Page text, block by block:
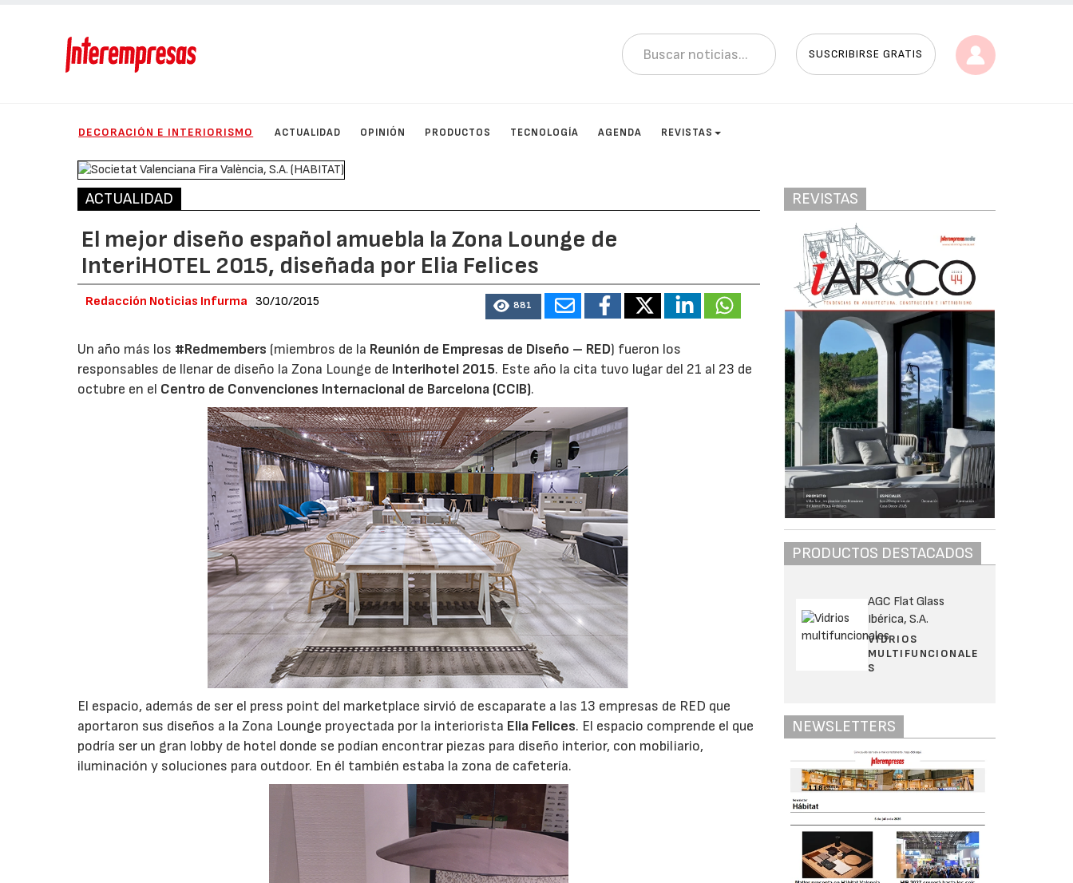
SUSCRIBIRSE GRATIS
DECORACIÓN E INTERIORISMO ACTUALIDAD OPINIÓN PRODUCTOS TECNOLOGÍA AGENDA REVISTAS
ACTUALIDAD
El mejor diseño español amuebla la Zona Lounge de
InteriHOTEL 2015, diseñada por Elia Felices
Redacción Noticias Infurma 30/10/2015 881
Un año más los #Redmembers (miembros de la Reunión de Empresas de Diseño – RED) fueron los
responsables de llenar de diseño la Zona Lounge de Interihotel 2015. Este año la cita tuvo lugar del 21 al 23 de
octubre en el Centro de Convenciones Internacional de Barcelona (CCIB).
El espacio, además de ser el press point del marketplace sirvió de escaparate a las 13 empresas de RED que
aportaron sus diseños a la Zona Lounge proyectada por la interiorista Elia Felices. El espacio comprende el que
podría ser un gran lobby de hotel donde se podían encontrar piezas para diseño interior, con mobiliario,
iluminación y soluciones para outdoor. En él también estaba la zona de cafetería.
REVISTAS
PRODUCTOS DESTACADOS
AGC Flat Glass
Ibérica, S.A.
VIDRIOS
MULTIFUNCIONALE
S
NEWSLETTERS